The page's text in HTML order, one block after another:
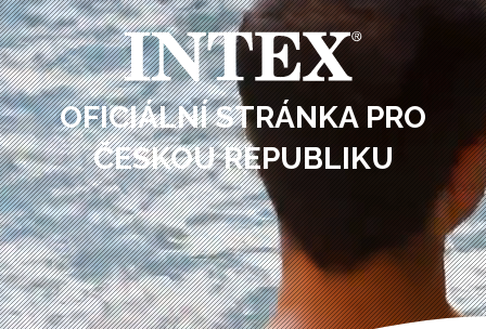
OFICIÁLNÍ STRÁNKA PRO
ČESKOU REPUBLIKU